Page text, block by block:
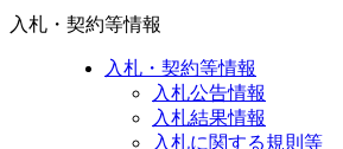
入札・契約等情報
入札・契約等情報
入札公告情報
入札結果情報
入札に関する規則等